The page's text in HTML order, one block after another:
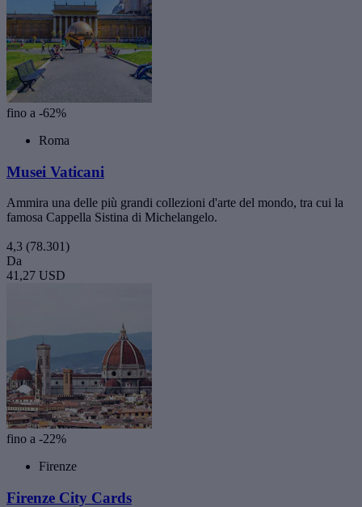
fino a -62%
Roma
Musei Vaticani
Ammira una delle più grandi collezioni d'arte del mondo, tra cui la
famosa Cappella Sistina di Michelangelo.
4,3 (78.301)
Da
41,27 USD
fino a -22%
Firenze
Firenze City Cards